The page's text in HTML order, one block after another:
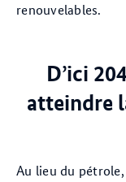
renouvelables.
D’ici
atteindre
Au lieu du